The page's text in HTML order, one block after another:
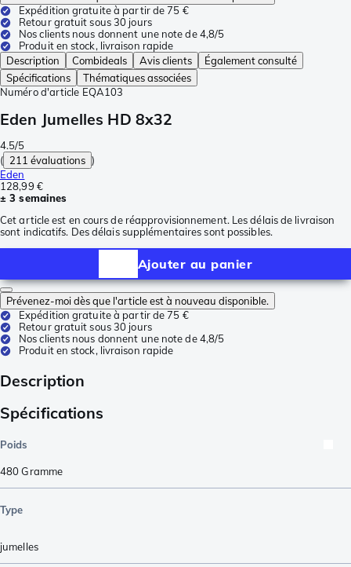
Expédition gratuite à partir de 75 €
Retour gratuit sous 30 jours
Nos clients nous donnent une note de 4,8/5
Produit en stock, livraison rapide
Description
Combideals Avis clients
Également consulté
Spécifications
Thématiques associées
Numéro d'article EQA103
Eden Jumelles HD 8x32
4.5/5
( 211 évaluations )
Eden
128,99 €
± 3 semaines
Cet article est en cours de réapprovisionnement. Les délais de livraison
sont indicatifs. Des délais supplémentaires sont possibles.
Ajouter au panier
Prévenez-moi dès que l'article est à nouveau disponible.
Expédition gratuite à partir de 75 €
Retour gratuit sous 30 jours
Nos clients nous donnent une note de 4,8/5
Produit en stock, livraison rapide
Description
Spécifications
Poids
480Gramme
Type
jumelles